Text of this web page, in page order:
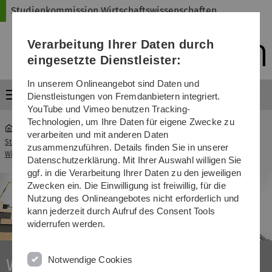
Direkt
Direkt
Direkt
(Sprache,
Drucken,
Media)
Direkt
Direkt
Studienkommission Wirtschaftswissenschaften
Menü
Studienkommission
Wirtschaftswissenschaften
...
Wirtschaft studieren an der Uni
Verarbeitung Ihrer Daten durch
eingesetzte Dienstleister:
In unserem Onlineangebot sind Daten und
Dienstleistungen von Fremdanbietern integriert.
YouTube und Vimeo benutzen Tracking-
Technologien, um Ihre Daten für eigene Zwecke zu
verarbeiten und mit anderen Daten
zusammenzuführen. Details finden Sie in unserer
Datenschutzerklärung. Mit Ihrer Auswahl willigen Sie
ggf. in die Verarbeitung Ihrer Daten zu den jeweiligen
Zwecken ein. Die Einwilligung ist freiwillig, für die
Nutzung des Onlineangebotes nicht erforderlich und
kann jederzeit durch Aufruf des Consent Tools
widerrufen werden.
Notwendige Cookies